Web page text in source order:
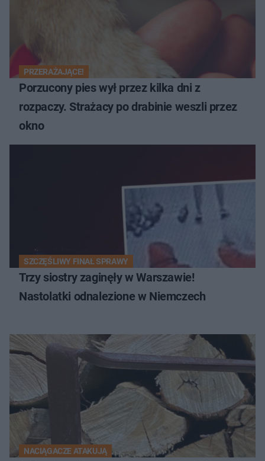
PRZERAŻAJĄCE!
Porzucony pies wył przez kilka dni z
rozpaczy. Strażacy po drabinie weszli przez
okno
SZCZĘŚLIWY FINAŁ SPRAWY
Trzy siostry zaginęły w Warszawie!
Nastolatki odnalezione w Niemczech
NACIĄGACZE ATAKUJĄ